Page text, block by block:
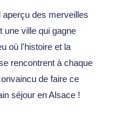
aperçu des merveilles
une ville qui gagne
où l'histoire et la
rencontrent à chaque
de faire ce
séjour en Alsace !